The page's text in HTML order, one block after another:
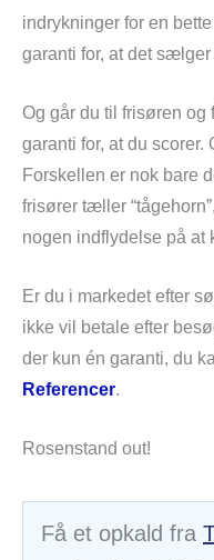
indrykninger for en
garanti for, at det sælger
Og går du til frisøren og
garanti for, at du scorer.
Forskellen er nok bare
frisører tæller
nogen indflydelse på at
Er du i markedet efter
ikke vil betale efter
der kun én garanti, du
Referencer.
Rosenstand out!
Få et opkald fra